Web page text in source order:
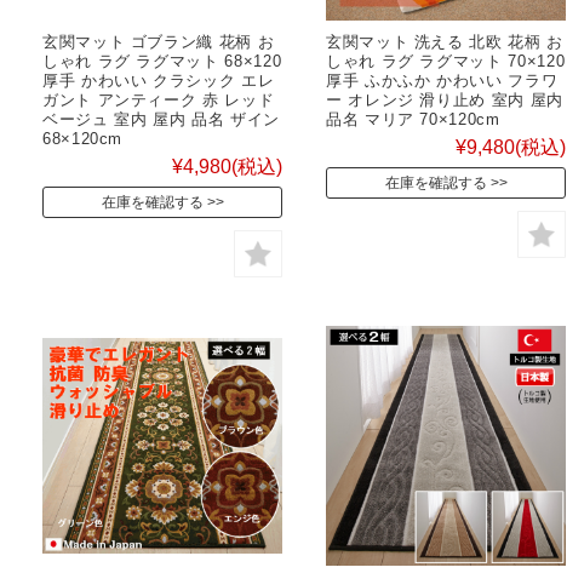
玄関マット ゴブラン織 花柄 お
しゃれ ラグ ラグマット 68×120
厚手 かわいい クラシック エレ
ガント アンティーク 赤 レッド
ベージュ 室内 屋内 品名 ザイン
68×120cm
¥4,980(税込)
在庫を確認する
玄関マット 洗える 北欧 花柄 お
しゃれ ラグ ラグマット 70×120
厚手 ふかふか かわいい フラワ
ー オレンジ 滑り止め 室内 屋内
品名 マリア 70×120cm
¥9,480(税込)
在庫を確認する